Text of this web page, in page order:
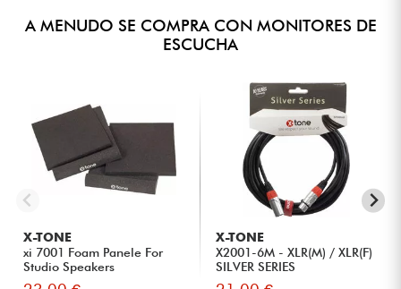
A MENUDO SE COMPRA CON MONITORES DE
ESCUCHA
X-TONE
xi 7001 Foam Panele For
Studio Speakers
X-TONE
X2001-6M - XLR(M) / XLR(F)
SILVER SERIES